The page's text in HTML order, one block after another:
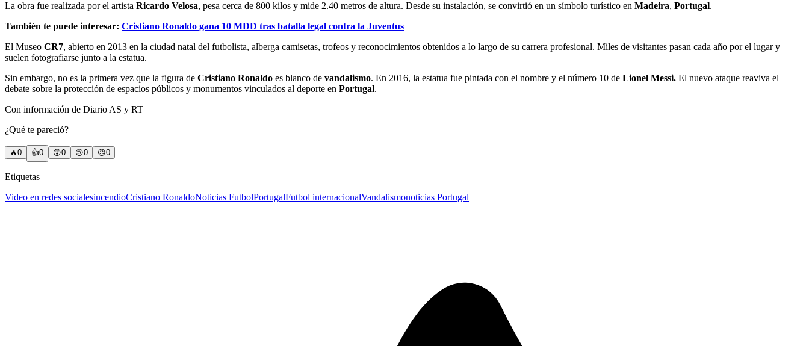
La obra fue realizada por el artista Ricardo Velosa, pesa cerca de 800 kilos y mide 2.40 metros de altura. Desde su instalación, se convirtió en un símbolo turístico en Madeira, Portugal.
También te puede interesar: Cristiano Ronaldo gana 10 MDD tras batalla legal contra la Juventus
El Museo CR7, abierto en 2013 en la ciudad natal del futbolista, alberga camisetas, trofeos y reconocimientos obtenidos a lo largo de su carrera profesional. Miles de visitantes pasan cada año por el lugar y
suelen fotografiarse junto a la estatua.
Sin embargo, no es la primera vez que la figura de Cristiano Ronaldo es blanco de vandalismo. En 2016, la estatua fue pintada con el nombre y el número 10 de Lionel Messi. El nuevo ataque reaviva el
debate sobre la protección de espacios públicos y monumentos vinculados al deporte en Portugal.
Con información de Diario AS y RT
¿Qué te pareció?
🔥0 👍0 😲0 😢0 😠0
Etiquetas
Video en redes socialesincendioCristiano RonaldoNoticias FutbolPortugalFutbol internacionalVandalismonoticias Portugal